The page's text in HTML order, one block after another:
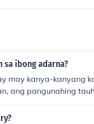
sa ibong adarna?
may kanya-kanyang
ang pangunahing
iligtas ang kanyang
mga kapatid, ay